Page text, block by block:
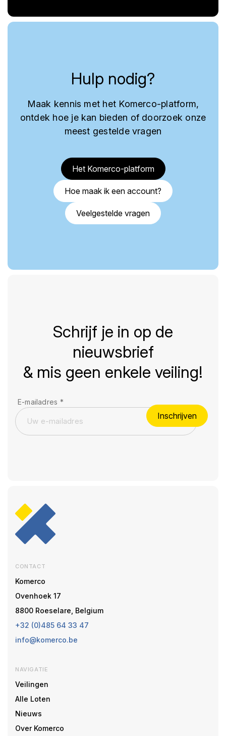
Hulp nodig?
Maak kennis met het Komerco-platform,
ontdek hoe je kan bieden of doorzoek onze
meest gestelde vragen
Het Komerco-platform
Hoe maak ik een account?
Veelgestelde vragen
Schrijf je in op de
nieuwsbrief
& mis geen enkele veiling!
E-mailadres *
Inschrijven
CONTACT
Komerco
Ovenhoek 17
8800 Roeselare, Belgium
+32 (0)485 64 33 47
info@komerco.be
NAVIGATIE
Veilingen
Alle Loten
Nieuws
Over Komerco